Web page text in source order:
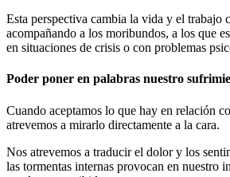
Esta perspectiva cambia la vida y el trabajo
acompañando a los moribundos, a los que
en situaciones de crisis o con problemas
Poder poner en palabras nuestro
Cuando aceptamos lo que hay en relación
atrevemos a mirarlo directamente a la cara.
Nos atrevemos a traducir el dolor y los
las tormentas internas provocan en nuestro